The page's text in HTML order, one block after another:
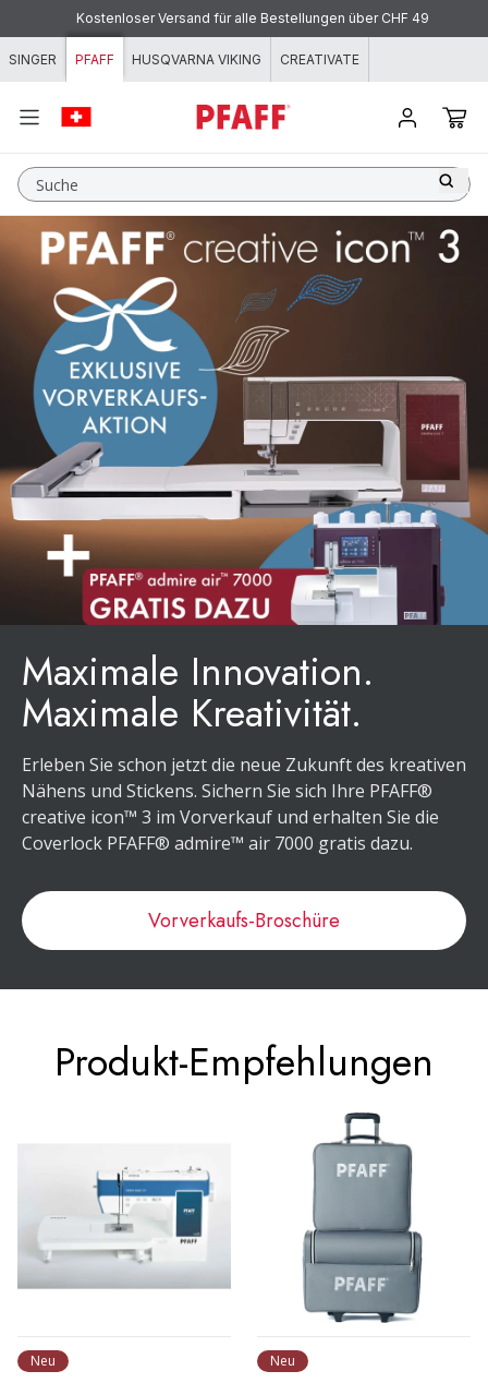
Zum Inhalt springen
Kostenloser Versand für alle Bestellungen über CHF 49
SINGER PFAFF HUSQVARNA VIKING CREATIVATE
Suche
Maximale Innovation.
Maximale Kreativität.
Erleben Sie schon jetzt die neue Zukunft des kreativen
Nähens und Stickens. Sichern Sie sich Ihre PFAFF®
creative icon™ 3 im Vorverkauf und erhalten Sie die
Coverlock PFAFF® admire™ air 7000 gratis dazu.
Vorverkaufs-Broschüre
Produkt-Empfehlungen
Neu Neu